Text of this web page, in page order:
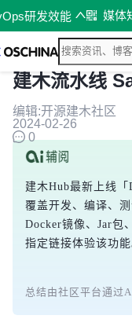
研发效能 媒体
建木流水线
编辑:开源建木社区
2024-02-26
0
建木Hub最新上线
覆盖开发、编译、
Docker镜像、Jar包
指定链接体验该功能
总结由社区平台通过